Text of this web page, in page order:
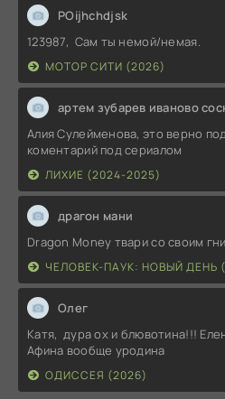
POijhchdjsk
123987, Сам ты немой/немая.
МОТОР СИТИ (2026)
артем зубарев иваново
Алия Сулейменова, это верно
коментарий под сериалом
ЛИХИЕ (2024-2025)
драгон мани
Dragon Money твари со своим
ЧЕЛОВЕК-ПАУК: НОВЫЙ ДЕНЬ
Олег
Катя, дура ох и блювотина!!!
Афина вообще уродина
ОДИССЕЯ (2026)